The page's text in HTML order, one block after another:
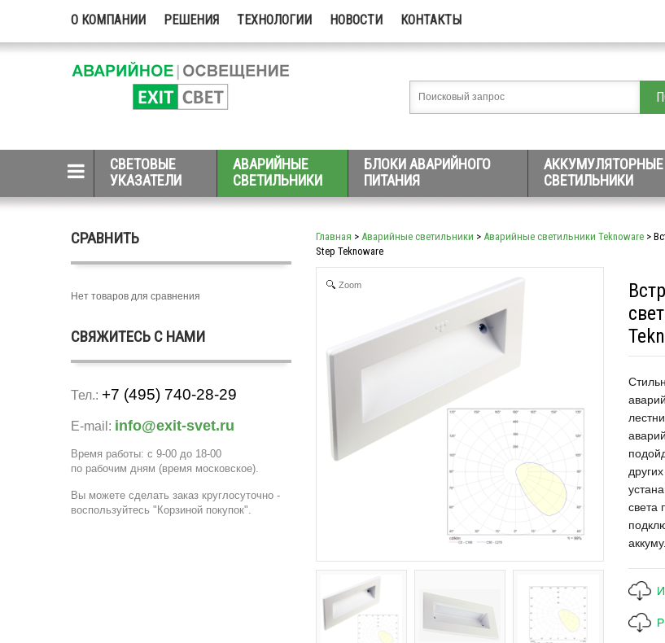
О КОМПАНИИ РЕШЕНИЯ ТЕХНОЛОГИИ НОВОСТИ КОНТАКТЫ
СВЕТОВЫЕ
УКАЗАТЕЛИ
АВАРИЙНЫЕ
СВЕТИЛЬНИКИ
БЛОКИ АВАРИЙНОГО
ПИТАНИЯ
АККУМУЛЯТОРНЫЕ
СВЕТИЛЬНИКИ
СРАВНИТЬ
Нет товаров для сравнения
СВЯЖИТЕСЬ С НАМИ
Тел.: +7 (495) 740-28-29
E-mail: info@exit-svet.ru
Время работы: с 9-00 до 18-00
по рабочим дням (время московское).
Вы можете сделать заказ круглосуточно -
воспользуйтесь "Корзиной покупок".
Главная > Аварийные светильники > Аварийные светильники Teknoware >
Step Teknoware
света
Zoom